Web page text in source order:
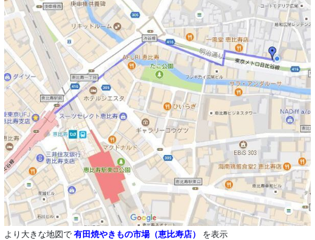
より大きな地図で 有田焼やきもの市場（恵比寿店） を表示